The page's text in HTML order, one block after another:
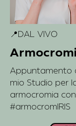
📍DAL VIVO
Appuntamento
mio Studio per
armocromia
#armocromIRIS